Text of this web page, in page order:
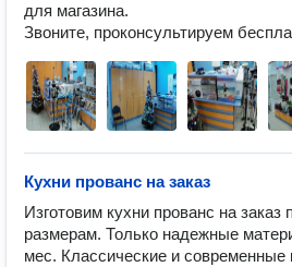
для магазина.
Звоните, проконсультируем
Кухни прованс на заказ
Изготовим кухни прованс на заказ
размерам. Только надежные
мес. Классические и